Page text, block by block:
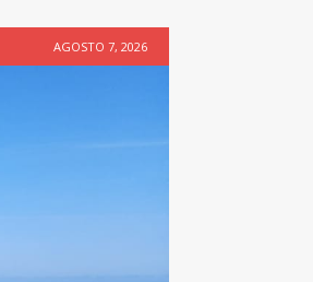
AGOSTO 7, 2026